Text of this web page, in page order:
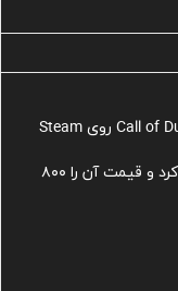
Corsair سفارش یک کامپیوتر گیمینگ را لغو کرد و قیمت آن را ۸۰۰